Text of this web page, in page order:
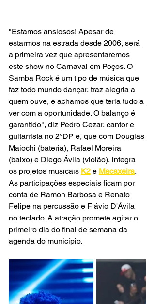
"Estamos ansiosos! Apesar de
estarmos na estrada desde 2006, será
a primeira vez que apresentaremos
este show no Carnaval em Poços. O
Samba Rock é um tipo de música que
faz todo mundo dançar, traz alegria a
quem ouve, e achamos que teria tudo a
ver com a oportunidade. O balanço é
garantido", diz Pedro Cezar, cantor e
guitarrista no 2°DP e, que com Douglas
Maiochi (bateria), Rafael Moreira
(baixo) e Diego Ávila (violão), integra
os projetos musicais K2 e Macaxeira.
As participações especiais ficam por
conta de Ramon Barbosa e Renato
Felipe na percussão e Flávio D'Ávila
no teclado. A atração promete agitar o
primeiro dia do final de semana da
agenda do município.